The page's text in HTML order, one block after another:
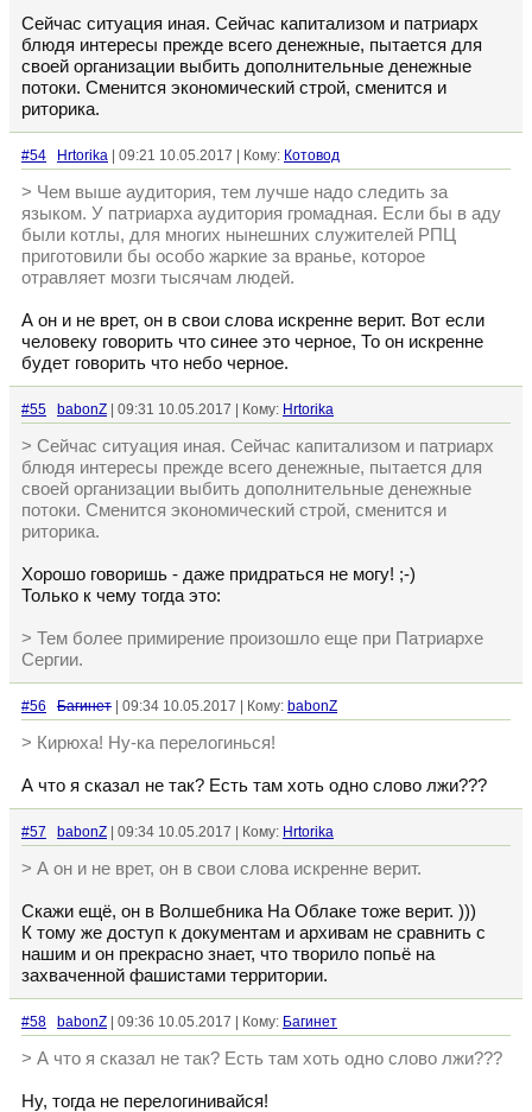
Сейчас ситуация иная. Сейчас капитализом и патриарх
блюдя интересы прежде всего денежные, пытается для
своей организации выбить дополнительные денежные
потоки. Сменится экономический строй, сменится и
риторика.
#54 Hrtorika | 09:21 10.05.2017 | Кому: Котовод
> Чем выше аудитория, тем лучше надо следить за
языком. У патриарха аудитория громадная. Если бы в аду
были котлы, для многих нынешних служителей РПЦ
приготовили бы особо жаркие за вранье, которое
отравляет мозги тысячам людей.
А он и не врет, он в свои слова искренне верит. Вот если
человеку говорить что синее это черное, То он искренне
будет говорить что небо черное.
#55 babonZ | 09:31 10.05.2017 | Кому: Hrtorika
> Сейчас ситуация иная. Сейчас капитализом и патриарх
блюдя интересы прежде всего денежные, пытается для
своей организации выбить дополнительные денежные
потоки. Сменится экономический строй, сменится и
риторика.
Хорошо говоришь - даже придраться не могу! ;-)
Только к чему тогда это:
> Тем более примирение произошло еще при Патриархе
Сергии.
#56 Багинет | 09:34 10.05.2017 | Кому: babonZ
> Кирюха! Ну-ка перелогинься!
А что я сказал не так? Есть там хоть одно слово лжи???
#57 babonZ | 09:34 10.05.2017 | Кому: Hrtorika
> А он и не врет, он в свои слова искренне верит.
Скажи ещё, он в Волшебника На Облаке тоже верит. )))
К тому же доступ к документам и архивам не сравнить с
нашим и он прекрасно знает, что творило попьё на
захваченной фашистами территории.
#58 babonZ | 09:36 10.05.2017 | Кому: Багинет
> А что я сказал не так? Есть там хоть одно слово лжи???
Ну, тогда не перелогинивайся!